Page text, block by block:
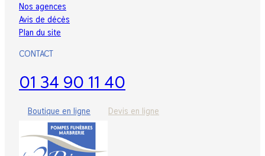
Nos agences
Avis de décès
Plan du site
CONTACT
01 34 90 11 40
Boutique en ligne Devis en ligne